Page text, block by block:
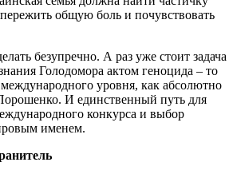
общую боль и почувствовать
безупречно. А раз уже стоит задача
Голодомора актом геноцида – то
уровня, как абсолютно
И единственный путь для
конкурса и выбор
именем.